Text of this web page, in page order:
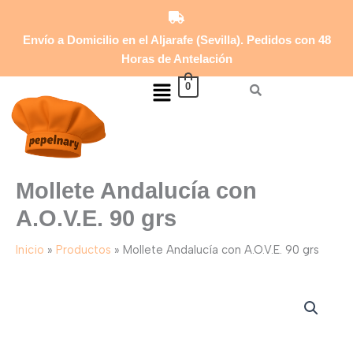
contenidoEnvío a Domicilio en el Aljarafe (Sevilla). Pedidos con 48
Horas de Antelación
Menú
0
Mollete Andalucía con
A.O.V.E. 90 grs
Inicio Productos Mollete Andalucía con A.O.V.E. 90 grs
grs